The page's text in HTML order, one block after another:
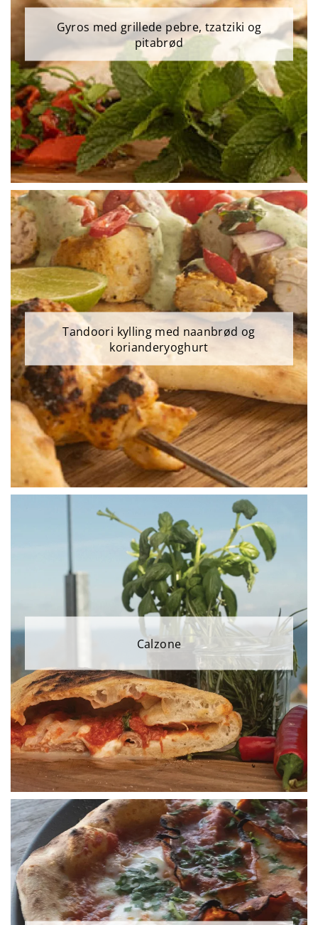
Gyros med grillede pebre, tzatziki og
pitabrød
Tandoori kylling med naanbrød og
korianderyoghurt
Calzone